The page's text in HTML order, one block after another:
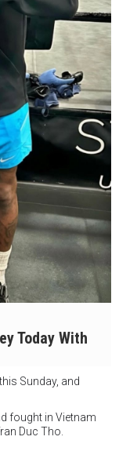
Today With
Sunday, and
fought in Vietnam
Duc Tho.